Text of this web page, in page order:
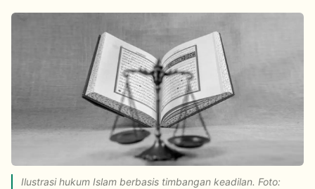
Ilustrasi hukum Islam berbasis timbangan keadilan. Foto: